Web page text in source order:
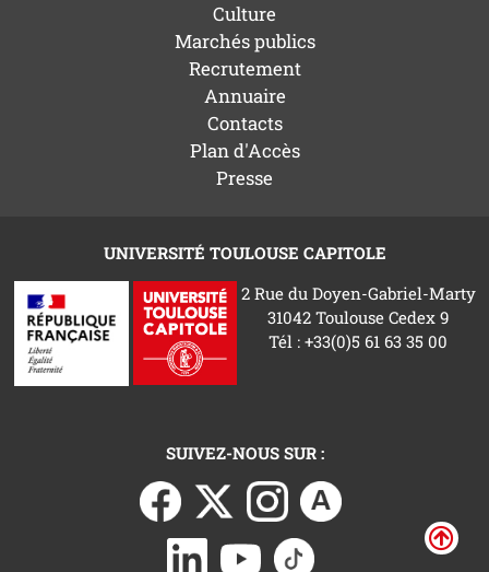
Culture
Marchés publics
Recrutement
Annuaire
Contacts
Plan d'Accès
Presse
UNIVERSITÉ TOULOUSE CAPITOLE
2 Rue du Doyen-Gabriel-Marty
31042 Toulouse Cedex 9
Tél : +33(0)5 61 63 35 00
SUIVEZ-NOUS SUR :